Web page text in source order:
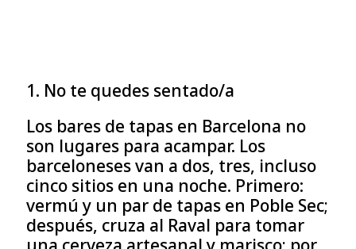
1. No te quedes sentado/a
Los bares de tapas en Barcelona no
son lugares para acampar. Los
barceloneses van a dos, tres, incluso
cinco sitios en una noche. Primero:
vermú y un par de tapas en Poble Sec;
después, cruza al Raval para tomar